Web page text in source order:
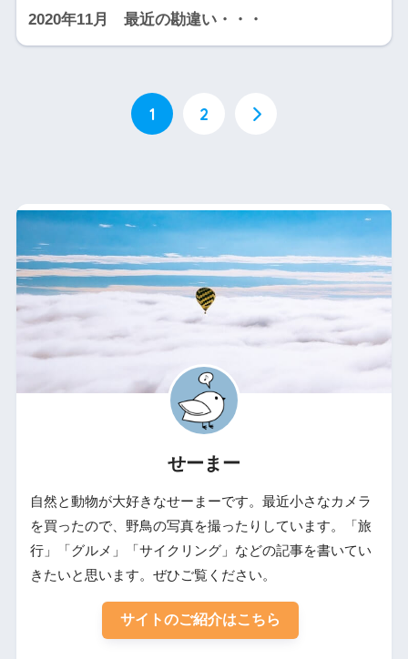
2020年11月 最近の勘違い・・・
1 2
せーまー
自然と動物が大好きなせーまーです。最近小さなカメラ
を買ったので、野鳥の写真を撮ったりしています。「旅
行」「グルメ」「サイクリング」などの記事を書いてい
きたいと思います。ぜひご覧ください。
サイトのご紹介はこちら